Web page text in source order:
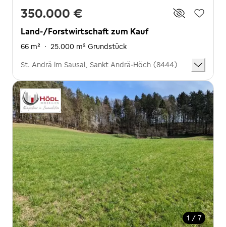
350.000 €
Land-/Forstwirtschaft zum Kauf
66 m² · 25.000 m² Grundstück
St. Andrä im Sausal, Sankt Andrä-Höch (8444)
1 / 7